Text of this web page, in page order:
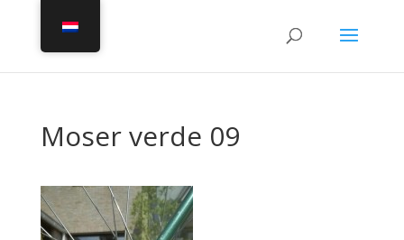
Moser verde 09